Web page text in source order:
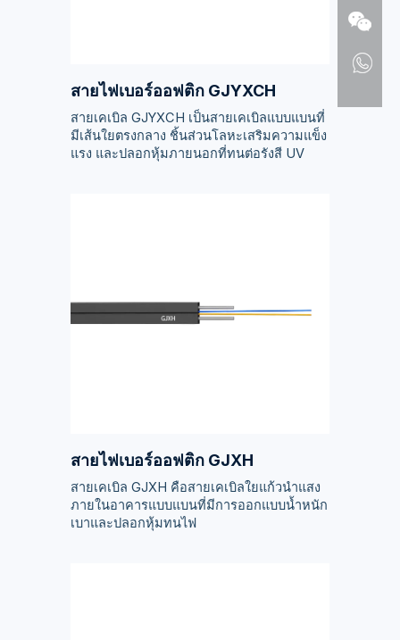
สายไฟเบอร์ออฟติก GJYXCH
สายเคเบิล GJYXCH เป็นสายเคเบิลแบบแบนที่
มีเส้นใยตรงกลาง ชิ้นส่วนโลหะเสริมความแข็ง
แรง และปลอกหุ้มภายนอกที่ทนต่อรังสี UV
สายไฟเบอร์ออฟติก GJXH
สายเคเบิล GJXH คือสายเคเบิลใยแก้วนำแสง
ภายในอาคารแบบแบนที่มีการออกแบบน้ำหนัก
เบาและปลอกหุ้มทนไฟ